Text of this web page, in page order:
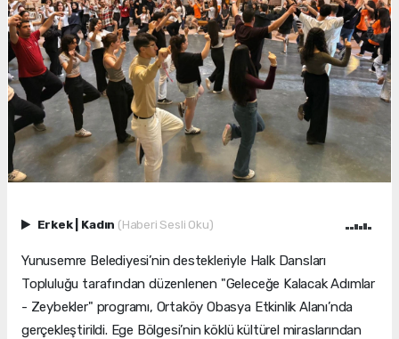
Erkek Kadın (Haberi Sesli Oku)
Yunusemre Belediyesi’nin destekleriyle Halk Dansları
Topluluğu tarafından düzenlenen "Geleceğe Kalacak Adımlar
- Zeybekler" programı, Ortaköy Obasya Etkinlik Alanı’nda
gerçekleştirildi. Ege Bölgesi’nin köklü kültürel miraslarından